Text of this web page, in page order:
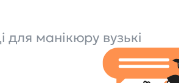
для манікюру вузькі